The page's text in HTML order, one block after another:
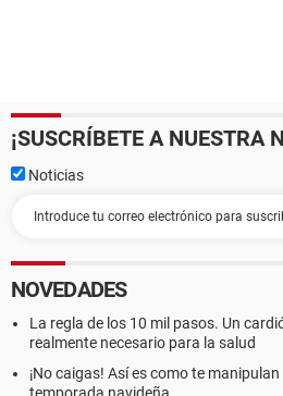
¡SUSCRÍBETE A NUESTRA
Noticias
NOVEDADES
La regla de los 10 mil pasos. Un
realmente necesario para la salud
¡No caigas! Así es como te